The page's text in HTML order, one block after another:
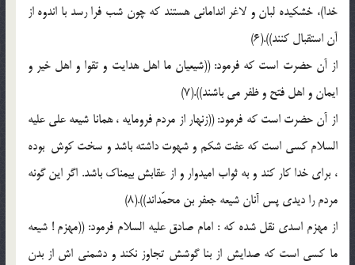
خدا)، خشكيده لبان و لاغر اندامانى هستند كه چون شب فرا رسد با اندوه از
آن استقبال كنند)).(6)
از آن حضرت است كه فرمود: ((شيعيان ما اهل هدايت و تقوا و اهل خير و
ايمان و اهل فتح و ظفر مى باشند)).(7)
از آن حضرت است كه فرمود: ((زنهار از مردم فرومايه ، همانا شيعه على عليه
السلام كسى است كه عفت شكم و شهوت داشته باشد و سخت كوش ‍ بوده
، براى خدا كار كند و به ثواب اميدوار و از عقابش بيمناك باشد. اگر اين گونه
مردم را ديدى پس آنان شيعه جعفر بن محمّداند)).(8)
از مهزم اسدى نقل شده كه : امام صادق عليه السلام فرمود: ((مهزم ! شيعه
ما كسى است كه صدايش از بنا گوشش تجاوز نكند و دشمنى اش از بدن